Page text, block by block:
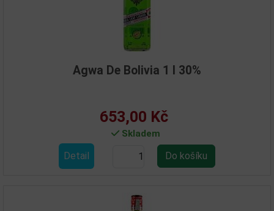
Agwa De Bolivia 1 l 30%
653,00 Kč
Skladem
Detail